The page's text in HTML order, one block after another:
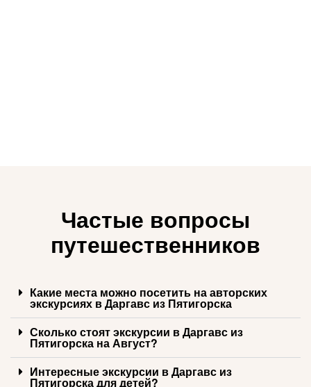
Частые вопросы
путешественников
Какие места можно посетить на авторских
экскурсиях в Даргавс из Пятигорска
Сколько стоят экскурсии в Даргавс из
Пятигорска на Август?
Интересные экскурсии в Даргавс из
Пятигорска для детей?